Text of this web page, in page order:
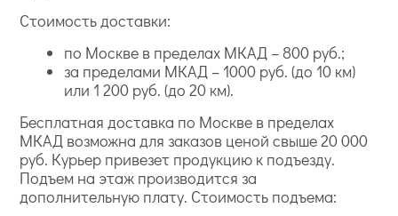
Стоимость доставки:
по Москве в пределах МКАД – 800 руб.;
за пределами МКАД – 1000 руб. (до 10 км)
или 1 200 руб. (до 20 км).
Бесплатная доставка по Москве в пределах
МКАД возможна для заказов ценой свыше 20 000
руб. Курьер привезет продукцию к подъезду.
Подъем на этаж производится за
дополнительную плату. Стоимость подъема: